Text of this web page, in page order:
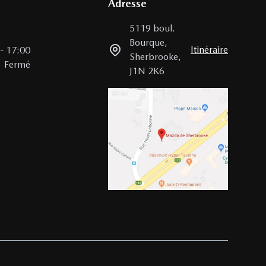
- 17:00
Fermé
Adresse
5119 boul.
Bourque,
Sherbrooke,
J1N 2K6
Itinéraire